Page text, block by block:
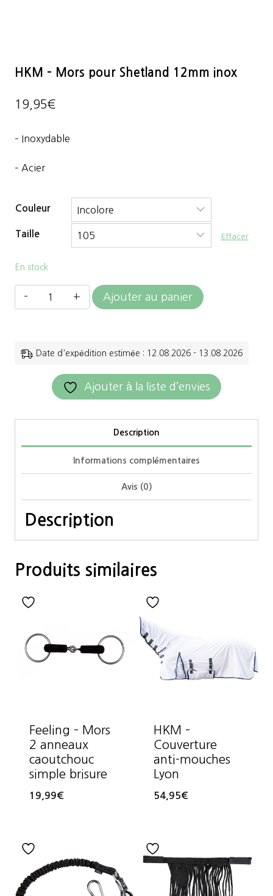
HKM – Mors pour Shetland 12mm inox
19,95€
– Inoxydable
– Acier
Couleur
Taille Effacer
En stock
quantité
-
Mors
pour
Ajouter au panier
Date d'expédition estimée : 12.08.2026 - 13.08.2026
Ajouter à la liste d’envies
Description
Informations complémentaires
Avis (0)
Description
Produits similaires
Feeling – Mors
2 anneaux
caoutchouc
simple brisure
19,99€
HKM –
Couverture
anti-mouches
Lyon
54,95€